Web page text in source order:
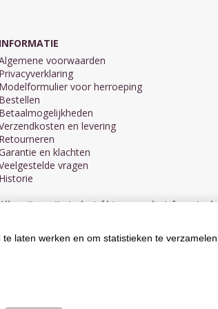
INFORMATIE
voorwaarden
Privacyverklaring
Modelformulier voor herroeping
Bestellen
Betaalmogelijkheden
en levering
Retourneren
en klachten
vragen
Historie
prijzen zijn inclusief btw en exclusief eventuele
laten werken en om statistieken te verzamelen.